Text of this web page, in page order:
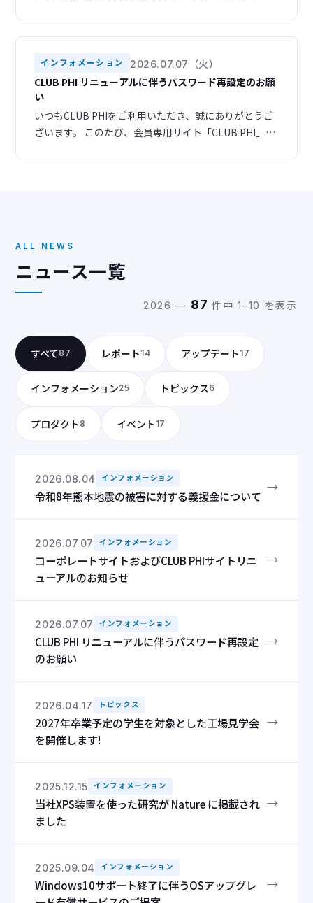
た、ナビゲーション構成を見直し、目的の情報へスム
ーズにアクセスできるよう改善いたしました。さら
に、デザインも一新し、お客様のニーズに合わせた情
報をより分かりやす
インフォメーション 2026.07.07（火）
CLUB PHI リニューアルに伴うパスワード再設定のお願
い
いつもCLUB PHIをご利用いただき、誠にありがとうご
ざいます。 このたび、会員専用サイト「CLUB PHI」を
ALL NEWS
ニュース一覧
2026 — 87 件中 1–10 を表示
すべて87 レポート 14 アップデート 17
インフォメーション25 トピックス6
プロダクト 8 イベント 17
2026.08.04 インフォメーション
令和8年熊本地震の被害に対する義援金について
→
2026.07.07 インフォメーション
コーポレートサイトおよびCLUB PHIサイトリニ
ューアルのお知らせ
→
2026.07.07 インフォメーション
CLUB PHI リニューアルに伴うパスワード再設定
のお願い
→
2026.04.17 トピックス
2027年卒業予定の学生を対象とした工場見学会
を開催します!
→
2025.12.15 インフォメーション
当社XPS装置を使った研究が Nature に掲載され
ました
→
2025.09.04 インフォメーション
Windows10サポート終了に伴うOSアップグレ
→